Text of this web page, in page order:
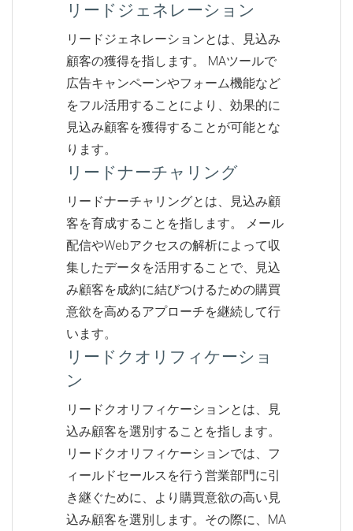
リードジェネレーション
リードジェネレーションとは、見込み
顧客の獲得を指します。 MAツールで
広告キャンペーンやフォーム機能など
をフル活用することにより、効果的に
見込み顧客を獲得することが可能とな
ります。
リードナーチャリング
リードナーチャリングとは、見込み顧
客を育成することを指します。 メール
配信やWebアクセスの解析によって収
集したデータを活用することで、見込
み顧客を成約に結びつけるための購買
意欲を高めるアプローチを継続して行
います。
リードクオリフィケーショ
ン
リードクオリフィケーションとは、見
込み顧客を選別することを指します。
リードクオリフィケーションでは、フ
ィールドセールスを行う営業部門に引
き継ぐために、より購買意欲の高い見
込み顧客を選別します。その際に、MA